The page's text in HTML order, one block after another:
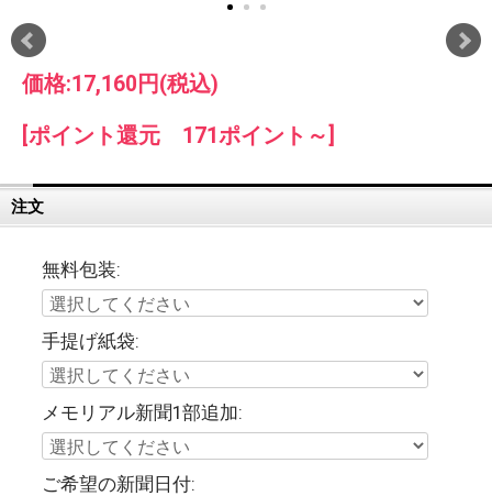
価格:17,160円(税込)
[ポイント還元 171ポイント～]
注文
無料包装:
手提げ紙袋:
メモリアル新聞1部追加:
ご希望の新聞日付: